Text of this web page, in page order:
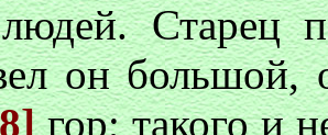
Старец
он большой,
гор; такого и